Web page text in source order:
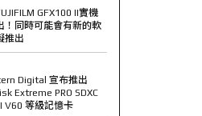
GFX100 II實機
！同時可能會有新的軟
推出
Digital 宣布推出
Extreme PRO SDXC
V60 等級記憶卡